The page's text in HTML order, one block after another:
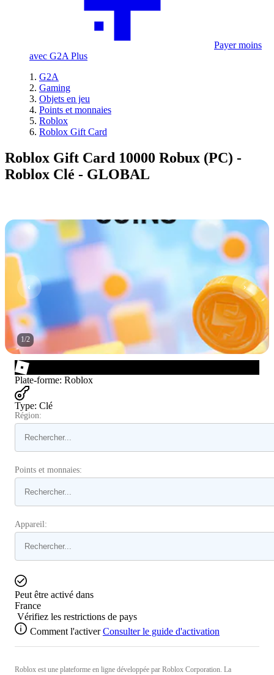
Payer moins
avec G2A Plus
G2A
Gaming
Objets en jeu
Points et monnaies
Roblox
Roblox Gift Card
Roblox Gift Card 10000 Robux (PC) -
Roblox Clé - GLOBAL
1/2
Plate-forme: Roblox
Type: Clé
Région:
Points et monnaies:
Appareil:
Peut être activé dans
France
Vérifiez les restrictions de pays
Comment l'activer Consulter le guide d'activation
Roblox est une plateforme en ligne développée par Roblox Corporation. La